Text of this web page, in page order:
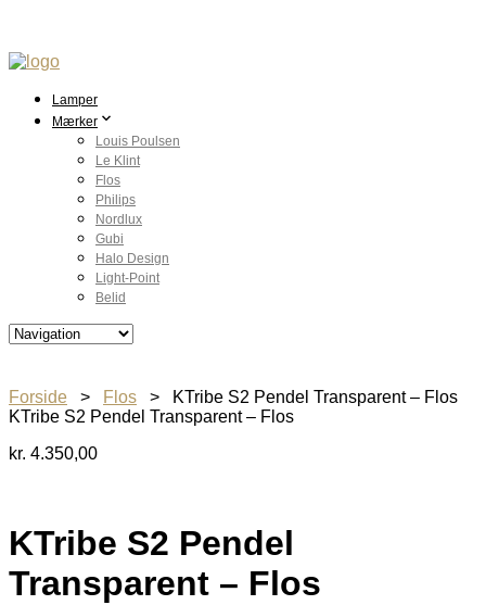
Lamper
Mærker
Louis Poulsen
Le Klint
Flos
Philips
Nordlux
Gubi
Halo Design
Light-Point
Belid
Forside > Flos > KTribe S2 Pendel Transparent – Flos
KTribe S2 Pendel Transparent – Flos
kr. 4.350,00
KTribe S2 Pendel
Transparent – Flos